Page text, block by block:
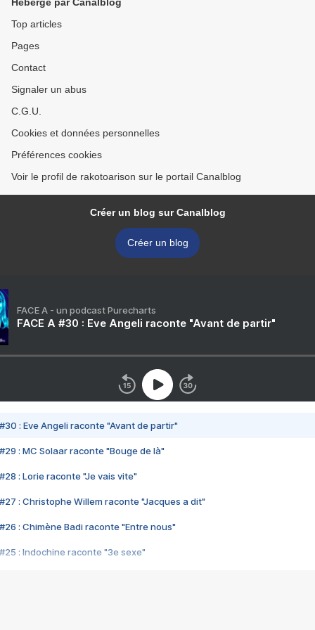
Top articles
Pages
Contact
Signaler un abus
C.G.U.
Cookies et données personnelles
Préférences cookies
Voir le profil de rakotoarison sur le portail Canalblog
Créer un blog sur Canalblog
Créer un blog
FACE A - un podcast Purecharts
FACE A #30 : Eve Angeli raconte "Avant de partir"
#30 : Eve Angeli raconte "Avant de partir"
#29 : MC Solaar raconte "Bouge de là"
#28 : Lorie raconte "Je vais vite"
#27 : Christophe Willem raconte "Jacques a dit"
#26 : Chimène Badi raconte "Entre nous"
#25 : Indochine raconte "3e sexe"